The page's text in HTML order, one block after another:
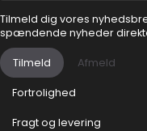
Tilmeld dig vores
spændende nyheder
Tilmeld Afmeld
Fortrolighed
Fragt og levering